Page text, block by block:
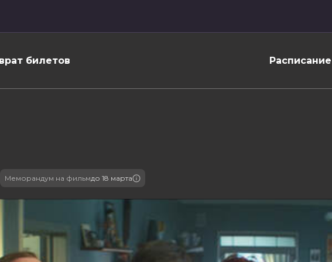
билетов Расписание
Меморандум на фильмдо 18 марта